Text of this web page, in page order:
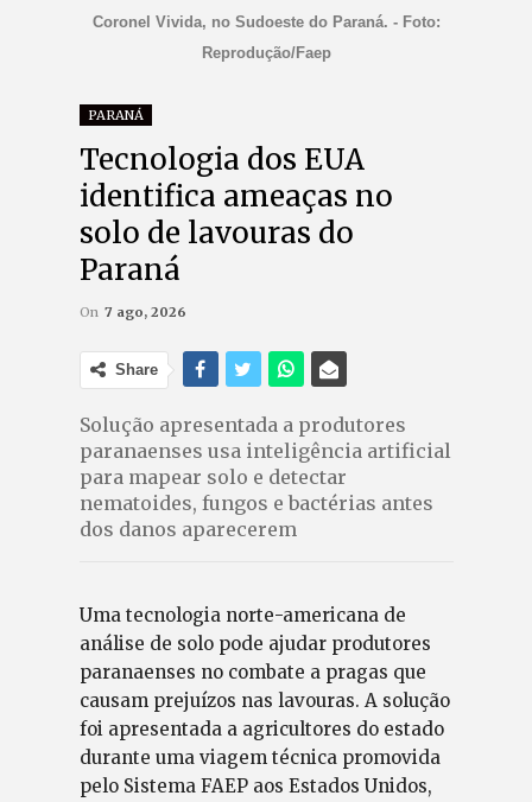
Coronel Vivida, no Sudoeste do Paraná. - Foto:
Reprodução/Faep
PARANÁ
Tecnologia dos EUA
identifica ameaças no
solo de lavouras do
Paraná
On 7 ago, 2026
Share
Solução apresentada a produtores
paranaenses usa inteligência artificial
para mapear solo e detectar
nematoides, fungos e bactérias antes
dos danos aparecerem
Uma tecnologia norte-americana de
análise de solo pode ajudar produtores
paranaenses no combate a pragas que
causam prejuízos nas lavouras. A solução
foi apresentada a agricultores do estado
durante uma viagem técnica promovida
pelo Sistema FAEP aos Estados Unidos,